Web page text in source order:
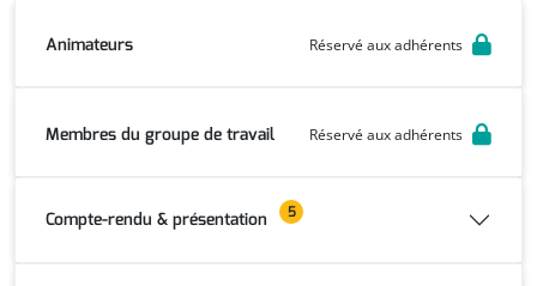
Animateurs Réservé aux adhérents
Membres du groupe de travail Réservé aux adhérents
Compte-rendu & présentation 5